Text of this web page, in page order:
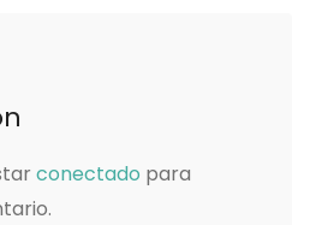
conectado para